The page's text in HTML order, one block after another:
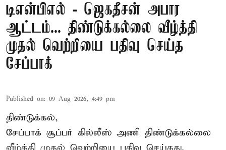
டிஎன்பிஎல் - ஜெகதீசன் அபார
ஆட்டம்... திண்டுக்கல்லை வீழ்த்தி
முதல் வெற்றியை பதிவு செய்த
சேப்பாக்
Published on: 09 Aug 2026, 4:49 pm
திண்டுக்கல்,
சேப்பாக் சூப்பர் கில்லீஸ் அணி திண்டுக்கல்லை
வீழ்த்தி முதல் வெற்றியை பதிவு செய்தது.